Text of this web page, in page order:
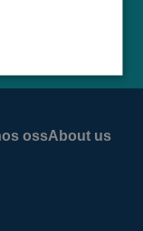
ossAbout us